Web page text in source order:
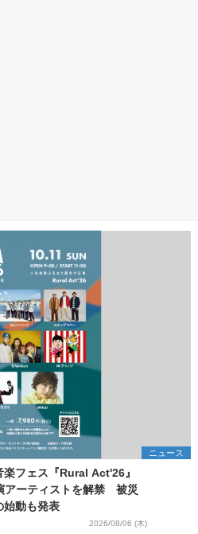
ニュース
フェス『Rural Act'26』
アーティストを解禁 被災
始動も発表
2026/08/06 (木)